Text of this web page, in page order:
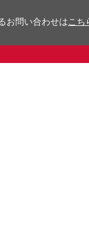
お問い合わせはこち